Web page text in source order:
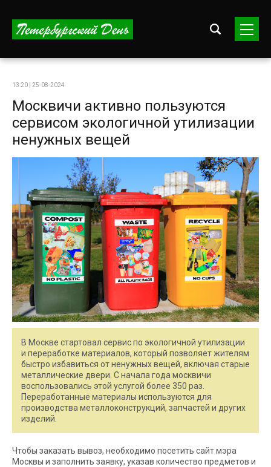
13:20 | 25-08-2024
Москвичи активно пользуются
сервисом экологичной утилизации
ненужных вещей
В Москве стартовал сервис по экологичной утилизации
и переработке материалов, который позволяет жителям
быстро избавиться от ненужных вещей, включая старые
металлические двери. С начала года москвичи
воспользовались этой услугой более 350 раз.
Переработанные материалы используются для
производства металлоконструкций, запчастей и других
изделий.
Чтобы заказать вывоз, необходимо посетить сайт мэра
Москвы и заполнить заявку, указав количество предметов и